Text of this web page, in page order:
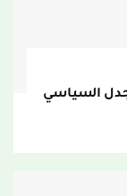
السياسي